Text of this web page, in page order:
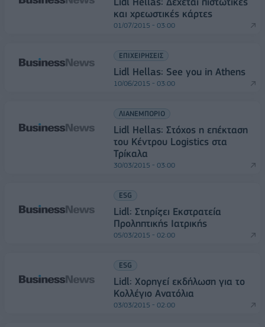
και χρεωστικές κάρτες
01/07/2015 - 03:00
ΕΠΙΧΕΙΡΗΣΕΙΣ
Lidl Hellas: See you in Athens
10/06/2015 - 03:00
ΛΙΑΝΕΜΠΟΡΙΟ
Lidl Hellas: Στόχος η επέκταση
του Κέντρου Logistics στα
Τρίκαλα
30/03/2015 - 03:00
ESG
Lidl: Στηρίζει Εκστρατεία
Προληπτικής Ιατρικής
05/03/2015 - 02:00
ESG
Lidl: Χορηγεί εκδήλωση για το
Κολλέγιο Ανατόλια
03/03/2015 - 02:00